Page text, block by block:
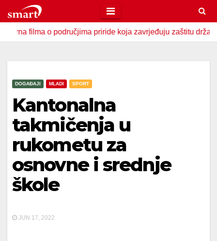
to
contento područjima priride koja zavrjeđuju zaštitu države
DOGAĐAJI MLADI SPORT
Kantonalna
takmičenja u
rukometu za
osnovne i srednje
škole
JUN 17, 2022